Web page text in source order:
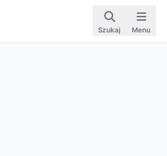
Szukaj Menu